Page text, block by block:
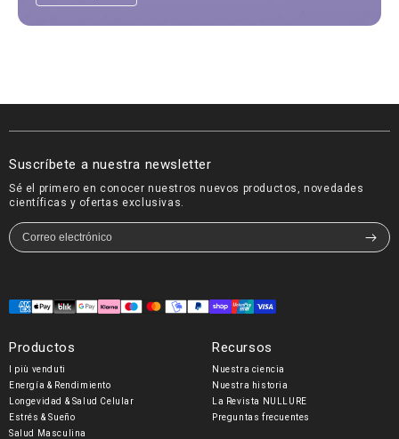
Suscríbete a nuestra newsletter
Sé el primero en conocer nuestros nuevos productos, novedades
científicas y ofertas exclusivas.
Formas
pago
Productos
I più venduti
Energía & Rendimiento
Longevidad & Salud Celular
Estrés & Sueño
Salud Masculina
Recursos
Nuestra ciencia
Nuestra historia
La Revista NULLURE
Preguntas frecuentes